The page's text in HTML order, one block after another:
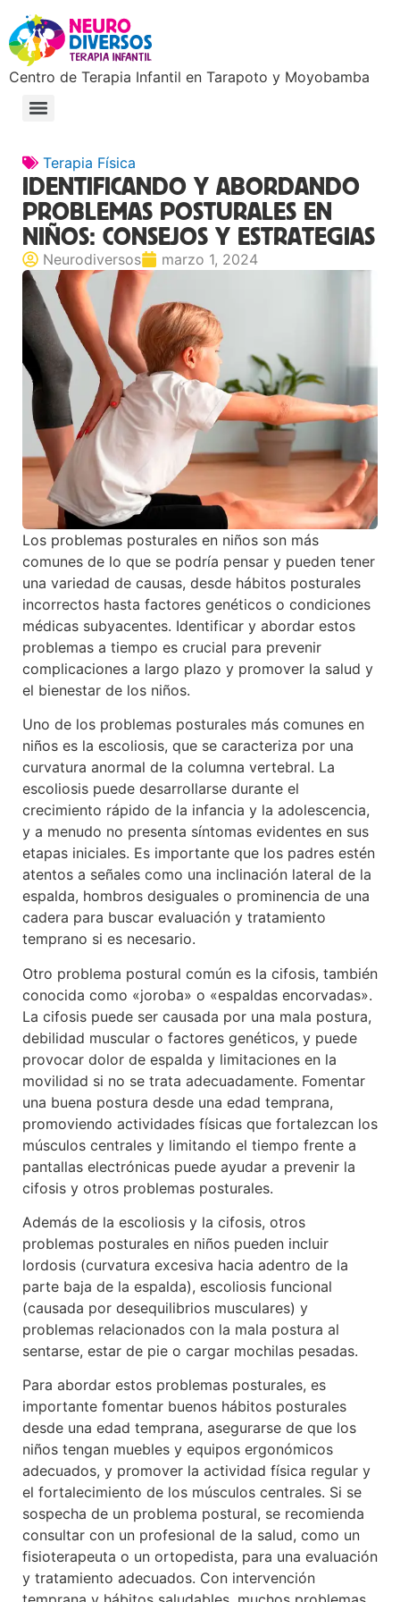
Centro de Terapia Infantil en Tarapoto y Moyobamba
Terapia Física
IDENTIFICANDO Y ABORDANDO
PROBLEMAS POSTURALES EN
NIÑOS: CONSEJOS Y ESTRATEGIAS
Neurodiversos marzo 1, 2024
Los problemas posturales en niños son más
comunes de lo que se podría pensar y pueden tener
una variedad de causas, desde hábitos posturales
incorrectos hasta factores genéticos o condiciones
médicas subyacentes. Identificar y abordar estos
problemas a tiempo es crucial para prevenir
complicaciones a largo plazo y promover la salud y
el bienestar de los niños.
Uno de los problemas posturales más comunes en
niños es la escoliosis, que se caracteriza por una
curvatura anormal de la columna vertebral. La
escoliosis puede desarrollarse durante el
crecimiento rápido de la infancia y la adolescencia,
y a menudo no presenta síntomas evidentes en sus
etapas iniciales. Es importante que los padres estén
atentos a señales como una inclinación lateral de la
espalda, hombros desiguales o prominencia de una
cadera para buscar evaluación y tratamiento
temprano si es necesario.
Otro problema postural común es la cifosis, también
conocida como «joroba» o «espaldas encorvadas».
La cifosis puede ser causada por una mala postura,
debilidad muscular o factores genéticos, y puede
provocar dolor de espalda y limitaciones en la
movilidad si no se trata adecuadamente. Fomentar
una buena postura desde una edad temprana,
promoviendo actividades físicas que fortalezcan los
músculos centrales y limitando el tiempo frente a
pantallas electrónicas puede ayudar a prevenir la
cifosis y otros problemas posturales.
Además de la escoliosis y la cifosis, otros
problemas posturales en niños pueden incluir
lordosis (curvatura excesiva hacia adentro de la
parte baja de la espalda), escoliosis funcional
(causada por desequilibrios musculares) y
problemas relacionados con la mala postura al
sentarse, estar de pie o cargar mochilas pesadas.
Para abordar estos problemas posturales, es
importante fomentar buenos hábitos posturales
desde una edad temprana, asegurarse de que los
niños tengan muebles y equipos ergonómicos
adecuados, y promover la actividad física regular y
el fortalecimiento de los músculos centrales. Si se
sospecha de un problema postural, se recomienda
consultar con un profesional de la salud, como un
fisioterapeuta o un ortopedista, para una evaluación
y tratamiento adecuados. Con intervención